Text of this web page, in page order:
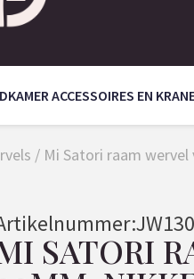
ACCESSOIRES EN
/ Mi Satori raam
SATORI